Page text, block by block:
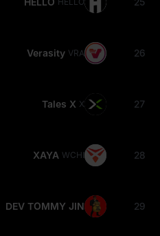
26
Verasity VRA
27
Tales X X
28
XAYA WCHI
29
DEV TOMMY JINGL TOMMYJINGL